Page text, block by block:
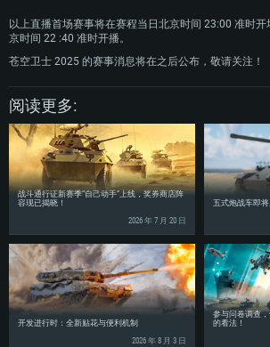
以上直播首场赛事将在赛程当日北京时间 23:00 准时
京时间 22 :40 准时开播。
苍空卫士 2025 的赛事消息将在之后公布，敬请关注！
阅读更多:
战斗通行证新赛季“自己动手”上线，奖券商店阵
容现已揭晓！
2026 年 7 月 20 日
五式炮战车即
开发进行时：全新贴花与便利机制
2026 年 8 月 3 日
参与问卷调查
的看法！